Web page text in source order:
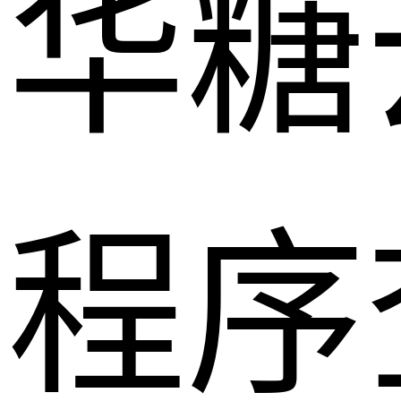
华
程